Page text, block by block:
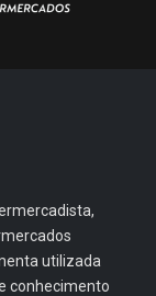
utilizada
conhecimento